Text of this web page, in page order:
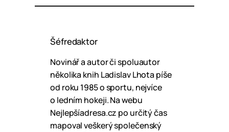
Šéfredaktor
Novinář a autor či spoluautor
několika knih Ladislav Lhota píše
od roku 1985 o sportu, nejvíce
o ledním hokeji. Na webu
Nejlepšíadresa.cz po určitý čas
mapoval veškerý společenský